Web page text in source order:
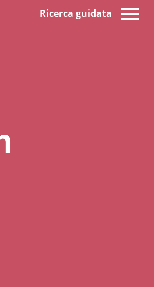
Ricerca guidata